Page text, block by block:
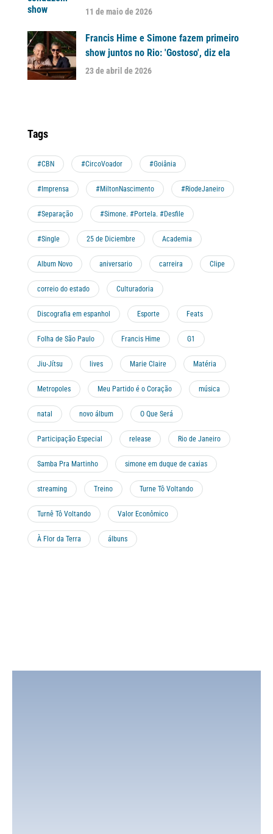
11 de maio de 2026
Francis Hime e Simone fazem primeiro
show juntos no Rio: 'Gostoso', diz ela
23 de abril de 2026
Tags
#CBN #CircoVoador #Goiânia
#Imprensa #MiltonNascimento #RiodeJaneiro
#Separação #Simone. #Portela. #Desfile
#Single 25 de Diciembre Academia
Album Novo aniversario carreira Clipe
correio do estado Culturadoria
Discografia em espanhol Esporte Feats
Folha de São Paulo Francis Hime G1
Jiu-Jítsu lives Marie Claire Matéria
Metropoles Meu Partido é o Coração música
natal novo álbum O Que Será
Participação Especial release Rio de Janeiro
Samba Pra Martinho simone em duque de caxias
streaming Treino Turne Tô Voltando
Turnê Tô Voltando Valor Econômico
À Flor da Terra álbuns